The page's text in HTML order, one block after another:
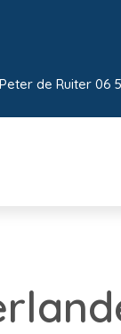
Peter de Ruiter 06